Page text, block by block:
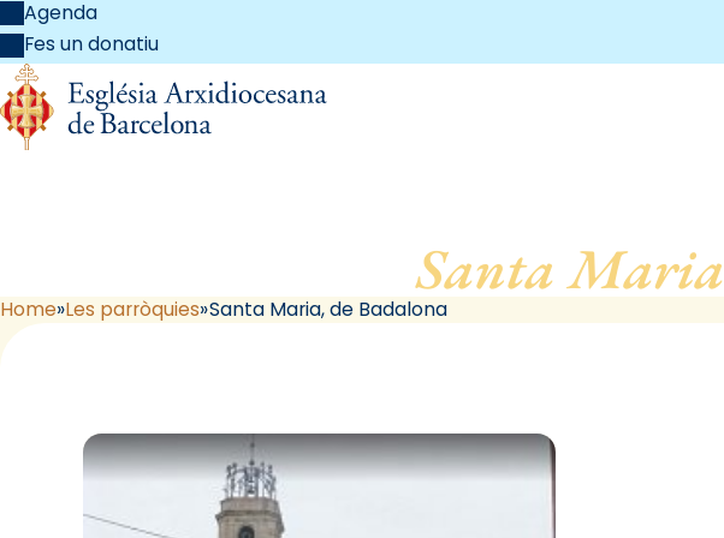
Agenda
Fes un donatiu
Santa Maria
Home Les parròquies Santa Maria, de Badalona